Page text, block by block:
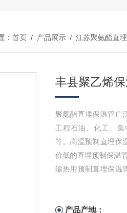
： 首页/ 产品展示/ 江苏聚氨酯直
丰县聚乙烯
聚氨酯直埋保温管广
工程石油、化工、
等。高温预制直埋保
价低的直埋预制保温
输热用预制直埋保温
产品产地：